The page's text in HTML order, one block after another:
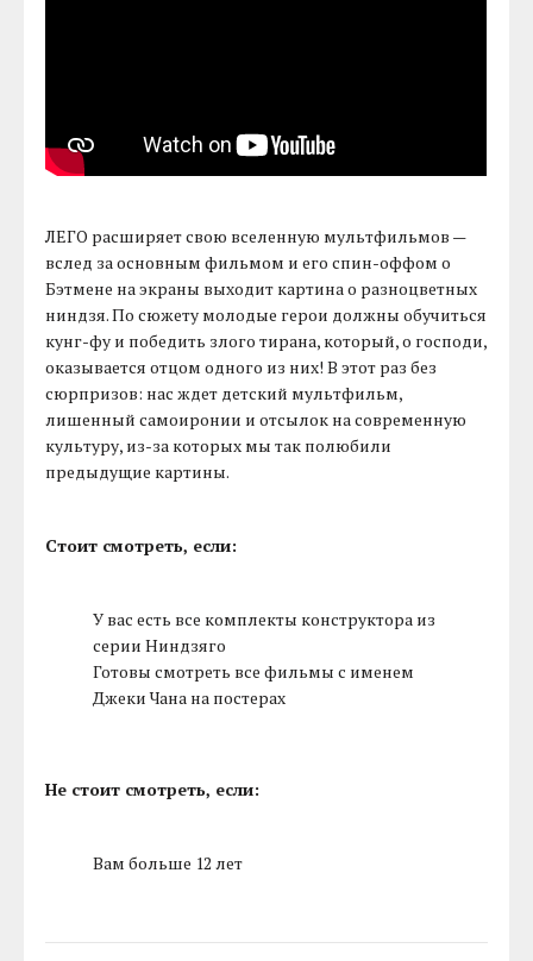
ЛЕГО расширяет свою вселенную мультфильмов —
вслед за основным фильмом и его спин-оффом о
Бэтмене на экраны выходит картина о разноцветных
ниндзя. По сюжету молодые герои должны обучиться
кунг-фу и победить злого тирана, который, о господи,
оказывается отцом одного из них! В этот раз без
сюрпризов: нас ждет детский мультфильм,
лишенный самоиронии и отсылок на современную
культуру, из-за которых мы так полюбили
предыдущие картины.
Стоит смотреть, если:
У вас есть все комплекты конструктора из
серии Ниндзяго
Готовы смотреть все фильмы с именем
Джеки Чана на постерах
Не стоит смотреть, если:
Вам больше 12 лет